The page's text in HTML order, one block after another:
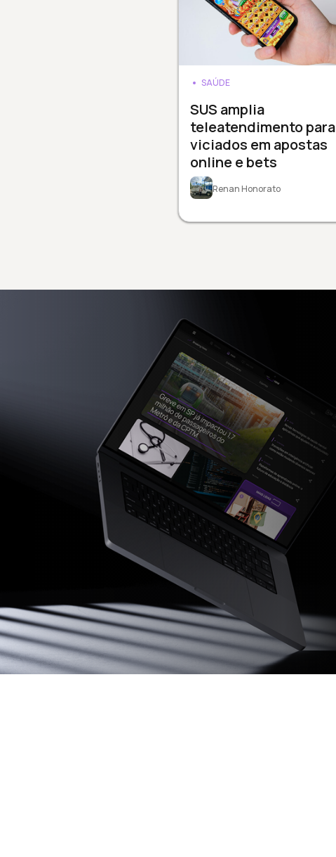
SAÚDE
SUS amplia
teleatendimento para
viciados em apostas
online e bets
Renan Honorato